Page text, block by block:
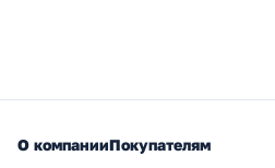
О компанииПокупателям